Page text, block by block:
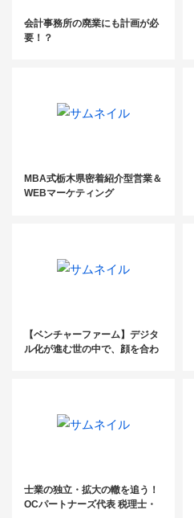
会計事務所の廃業にも計画が必
要！？
MBA式栃木県密着紹介型営業＆
WEBマーケティング
【ベンチャーファーム】デジタ
ル化が進む世の中で、顔を合わ
士業の独立・拡大の轍を追う！
OCパートナーズ代表 税理士・